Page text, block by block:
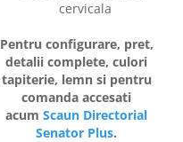
cervicala
Pentru configurare, pret,
detalii complete, culori
tapiterie, lemn si pentru
comanda accesati
acum Scaun Directorial
Senator Plus.